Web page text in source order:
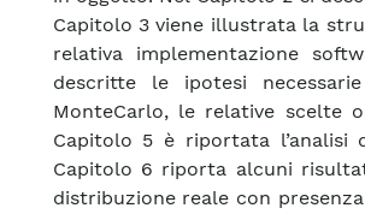
Capitolo 3 viene illustrata la
relativa implementazione
descritte le ipotesi
MonteCarlo, le relative scelte
Capitolo 5 è riportata l’analisi
Capitolo 6 riporta alcuni
distribuzione reale con